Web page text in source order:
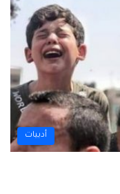
أدبيات